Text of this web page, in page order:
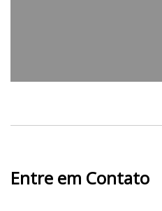
Entre em Contato